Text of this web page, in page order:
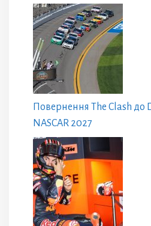
Повернення The Clash до
NASCAR 2027